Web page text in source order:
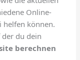
Online-
helfen können.
du dein
berechnen